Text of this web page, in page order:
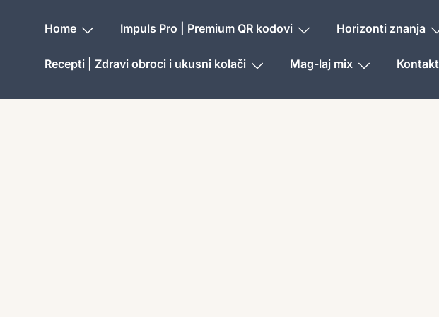
Home Impuls Pro | Premium QR kodovi Horizonti znanja
Recepti | Zdravi obroci i ukusni kolači Mag-laj mix Kontakt